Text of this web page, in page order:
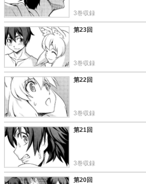
3巻収録
この話を読む
第23回
3巻収録
この話を読む
第22回
3巻収録
この話を読む
第21回
3巻収録
第20回